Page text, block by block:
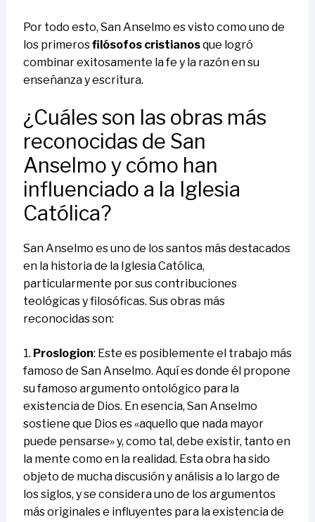
Por todo esto, San Anselmo es visto como uno de
los primerosfilósofos cristianosque logró
combinar exitosamente la fe y la razón en su
enseñanza y escritura.
¿Cuáles son las obras más
reconocidas de San
Anselmo y cómo han
influenciado a la Iglesia
Católica?
San Anselmo es uno de los santos más destacados
en la historia de la Iglesia Católica,
particularmente por sus contribuciones
teológicas y filosóficas. Sus obras más
reconocidas son:
1. Proslogion: Este es posiblemente el trabajo más
famoso de San Anselmo. Aquí es donde él propone
su famoso argumento ontológico para la
existencia de Dios. En esencia, San Anselmo
sostiene que Dios es «aquello que nada mayor
puede pensarse» y, como tal, debe existir, tanto en
la mente como en la realidad. Esta obra ha sido
objeto de mucha discusión y análisis a lo largo de
los siglos, y se considera uno de los argumentos
más originales e influyentes para la existencia de